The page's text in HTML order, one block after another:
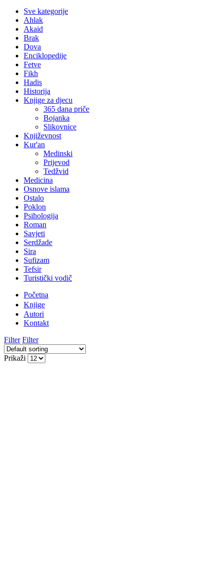
Sve kategorije
Ahlak
Akaid
Brak
Dova
Enciklopedije
Fetve
Fikh
Hadis
Historija
Knjige za djecu
365 dana priče
Bojanka
Slikovnice
Književnost
Kur'an
Medinski
Prijevod
Tedžvid
Medicina
Osnove islama
Ostalo
Poklon
Psihologija
Roman
Savjeti
Serdžade
Sira
Sufizam
Tefsir
Turistički vodič
Početna
Knjige
Autori
Kontakt
Filter Filter
Prikaži